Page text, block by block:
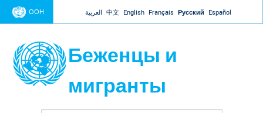
Jump to navigation
ООН العربية 中文 English Français Русский Español
Беженцы и
мигранты